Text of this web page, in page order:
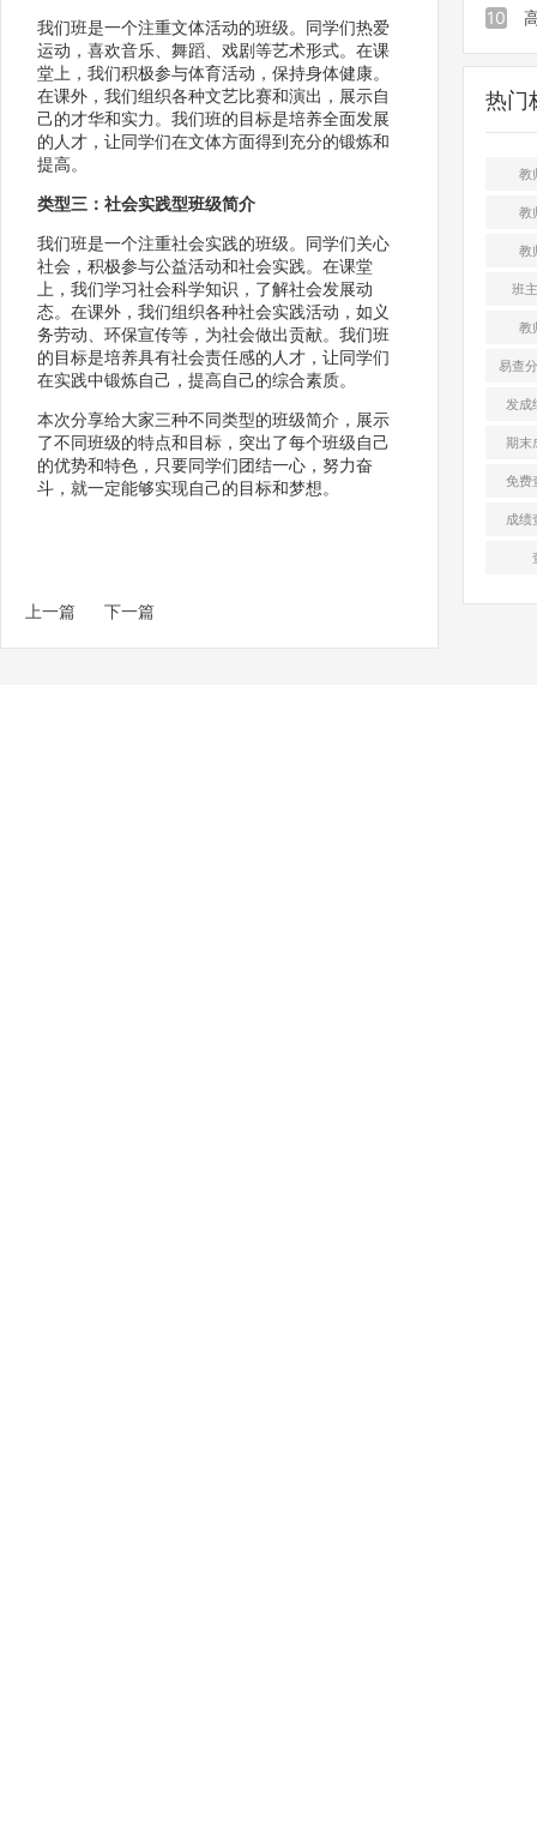
我们班是一个注重文体活动的班级。同学们热爱
运动，喜欢音乐、舞蹈、戏剧等艺术形式。在课
堂上，我们积极参与体育活动，保持身体健康。
在课外，我们组织各种文艺比赛和演出，展示自
己的才华和实力。我们班的目标是培养全面发展
的人才，让同学们在文体方面得到充分的锻炼和
提高。
类型三：社会实践型班级简介
我们班是一个注重社会实践的班级。同学们关心
社会，积极参与公益活动和社会实践。在课堂
上，我们学习社会科学知识，了解社会发展动
态。在课外，我们组织各种社会实践活动，如义
务劳动、环保宣传等，为社会做出贡献。我们班
的目标是培养具有社会责任感的人才，让同学们
在实践中锻炼自己，提高自己的综合素质。
本次分享给大家三种不同类型的班级简介，展示
了不同班级的特点和目标，突出了每个班级自己
的优势和特色，只要同学们团结一心，努力奋
斗，就一定能够实现自己的目标和梦想。
上一篇 下一篇
划院
么意
的意
10
何转
热门
教
教
教
班
教
易查
发成
期末
免费
成绩